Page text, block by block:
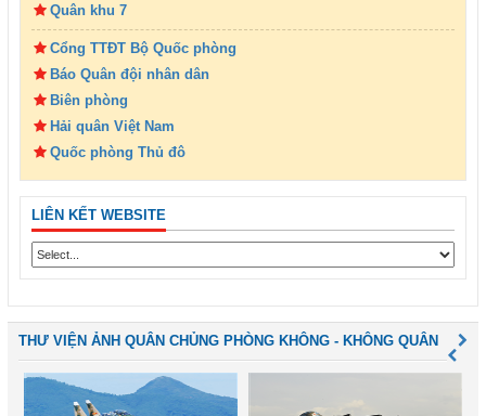
Quân khu 7
Cổng TTĐT Bộ Quốc phòng
Báo Quân đội nhân dân
Biên phòng
Hải quân Việt Nam
Quốc phòng Thủ đô
LIÊN KẾT WEBSITE
THƯ VIỆN ẢNH QUÂN CHỦNG PHÒNG KHÔNG - KHÔNG QUÂN